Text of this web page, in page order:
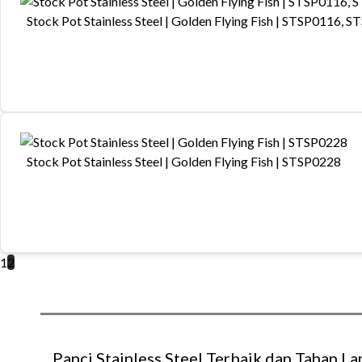
Stock Pot Stainless Steel | Golden Flying Fish | STSP0116,
Stock Pot Stainless Steel | Golden Flying Fish | STSP0228
12
Panci Stainless Steel Terbaik dan Tahan